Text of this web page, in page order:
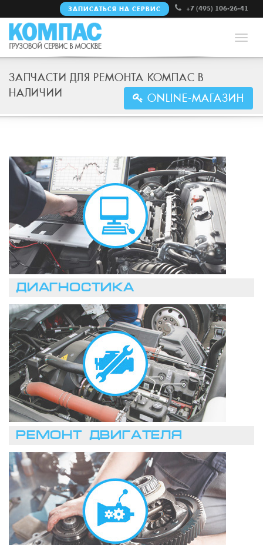
ЗАПИСАТЬСЯ НА СЕРВИС +7 (495) 106-26-41
ЗАПЧАСТИ ДЛЯ РЕМОНТА КОМПАС В
НАЛИЧИИ
ONLINE-МАГАЗИН
ЗАПИСАТЬСЯ
ДИАГНОСТИКА
ЗАПИСАТЬСЯ
РЕМОНТ ДВИГАТЕЛЯ
ЗАПИСАТЬСЯ